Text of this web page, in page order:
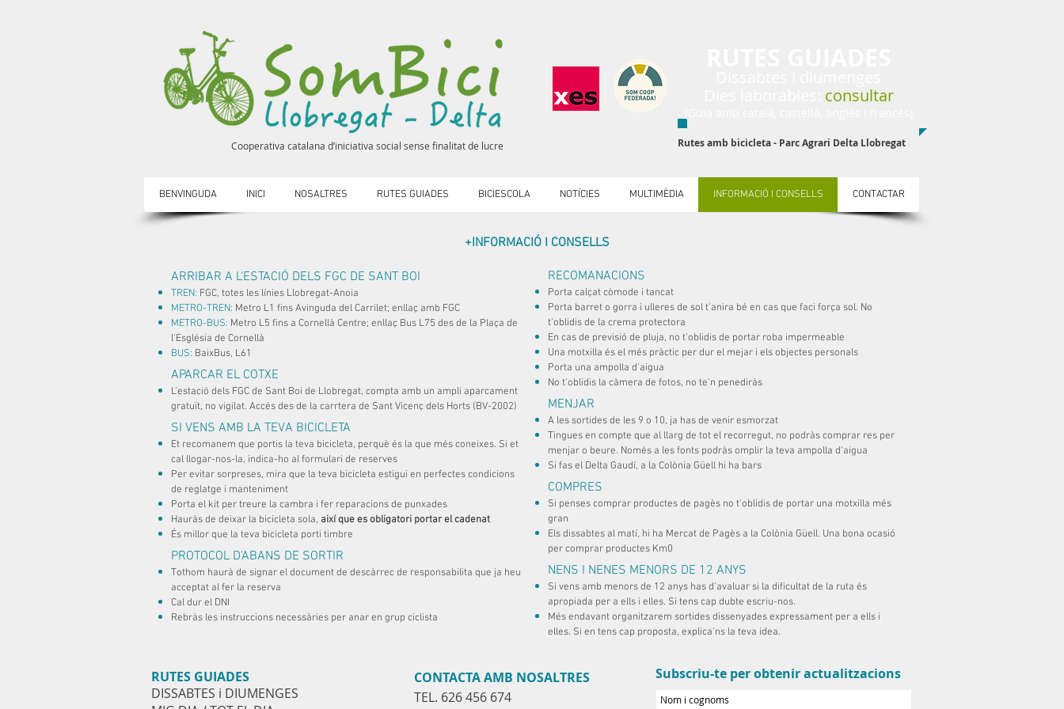
Cooperativa catalana d’iniciativa social sense finalitat de lucre
consultar
Rutes amb bicicleta - Parc Agrari Delta Llobregat
+INFORMACIÓ I CONSELLS
ARRIBAR A L'ESTACIÓ DELS FGC DE SANT BOI
TREN: FGC, totes les línies Llobregat-Anoia
METRO-TREN: Metro L1 fins Avinguda del Carrilet; enllaç amb FGC
METRO-BUS: Metro L5 fins a Cornellà Centre; enllaç Bus L75 des de la Plaça de
l'Església de Cornellà
BUS: BaixBus, L61
APARCAR EL COTXE
L'estació dels FGC de Sant Boi de Llobregat, compta amb un ampli aparcament
gratuït, no vigilat. Accés des de la carrtera de Sant Vicenç dels Horts (BV-2002)
SI VENS AMB LA TEVA BICICLETA
Et recomanem que portis la teva bicicleta, perquè és la que més coneixes. Si et
cal llogar-nos-la, indica-ho al formulari de reserves
Per evitar sorpreses, mira que la teva bicicleta estigui en perfectes condicions
de reglatge i manteniment
Porta el kit per treure la cambra i fer reparacions de punxades
Hauràs de deixar la bicicleta sola, així que es obligatori portar el cadenat
És millor que la teva bicicleta porti timbre
PROTOCOL D'ABANS DE SORTIR
Tothom haurà de signar el document de descàrrec de responsabilita que ja heu
acceptat al fer la reserva
Cal dur el DNI
Rebràs les instruccions necessàries per anar en grup ciclista
RECOMANACIONS
Porta calçat còmode i tancat
Porta barret o gorra i ulleres de sol t'anira bé en cas que faci força sol. No
t'oblidis de la crema protectora
En cas de previsió de pluja, no t'oblidis de portar roba impermeable
Una motxilla és el més pràctic per dur el mejar i els objectes personals
Porta una ampolla d'aigua
No t'oblidis la càmera de fotos, no te'n penediràs
MENJAR
A les sortides de les 9 o 10, ja has de venir esmorzat
Tingues en compte que al llarg de tot el recorregut, no podràs comprar res per
menjar o beure. Només a les fonts podràs omplir la teva ampolla d'aigua
Si fas el Delta Gaudí, a la Colònia Güell hi ha bars
COMPRES
Si penses comprar productes de pagès no t'oblidis de portar una motxilla més
gran
Els dissabtes al matí, hi ha Mercat de Pagès a la Colònia Güell. Una bona ocasió
per comprar productes Km0
NENS I NENES MENORS DE 12 ANYS
Si vens amb menors de 12 anys has d'avaluar si la dificultat de la ruta és
apropiada per a ells i elles. Si tens cap dubte escriu-nos.
Més endavant organitzarem sortides dissenyades expressament per a ells i
elles. Si en tens cap proposta, explica’ns la teva idea.
BENVINGUDA INICI NOSALTRES RUTES GUIADES BICIESCOLA NOTÍCIES MULTIMÈDIA INFORMACIÓ I CONSELLS CONTACTAR
RUTES GUIADES
DISSABTES i DIUMENGES
CONTACTA AMB NOSALTRES
TEL. 626 456 674
Subscriu-te per obtenir actualitzacions